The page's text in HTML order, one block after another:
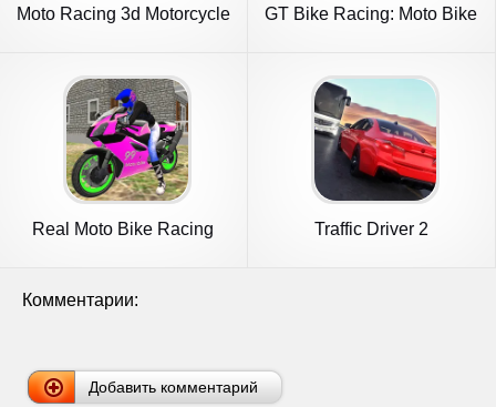
Moto Racing 3d Motorcycle
GT Bike Racing: Moto Bike
Real Moto Bike Racing
Traffic Driver 2
Комментарии:
Добавить комментарий